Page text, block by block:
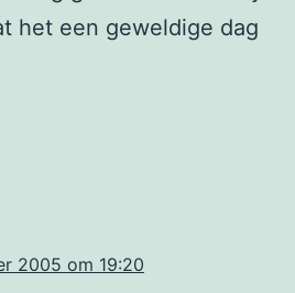
het een geweldige dag
2005 om 19:20